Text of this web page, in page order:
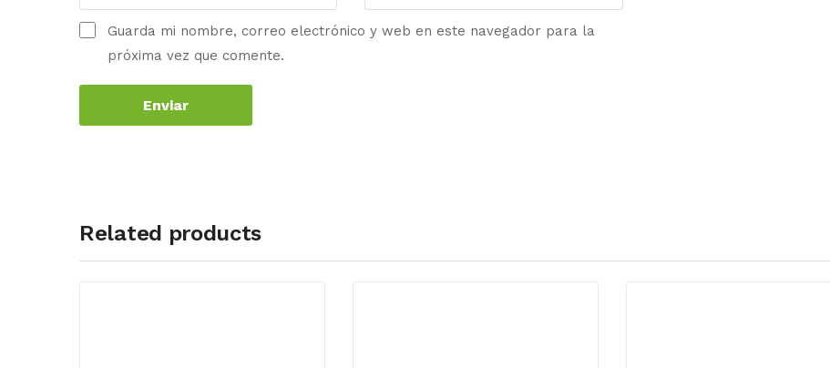
Guarda mi nombre, correo electrónico y web en este navegador para la
próxima vez que comente.
Related products